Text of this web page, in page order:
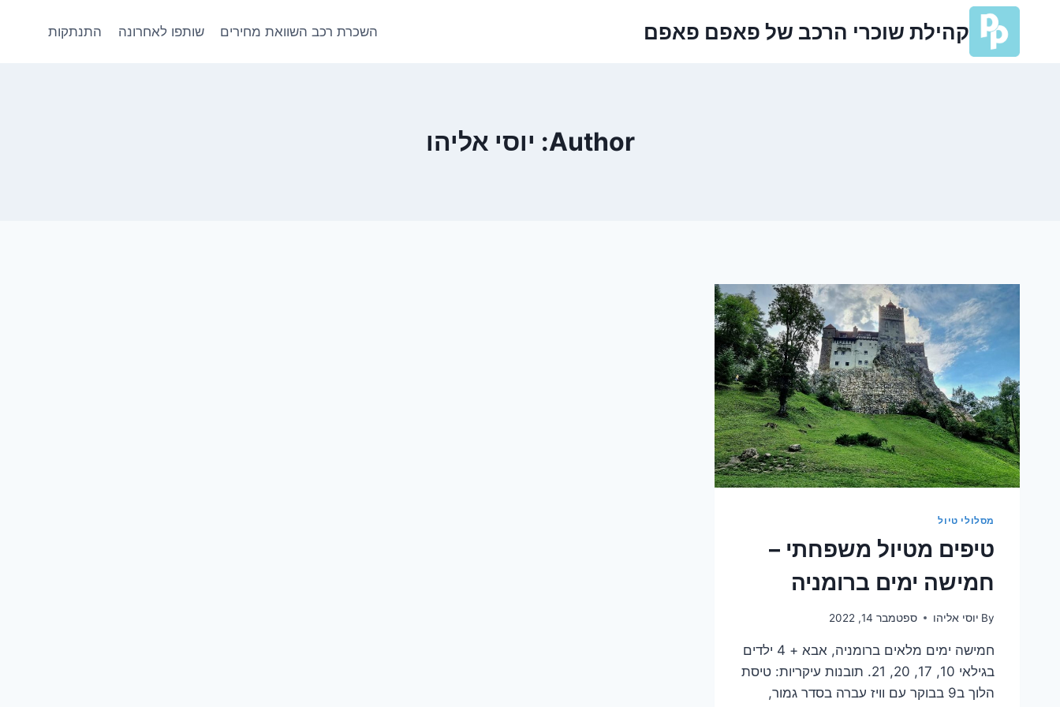
content
קהילת שוכרי הרכב של פאפם פאפם השכרת רכב השוואת מחירים שותפו לאחרונה התנתקות
Author: יוסי אליהו
מסלולי טיול
טיפים מטיול משפחתי –
חמישה ימים ברומניה
By יוסי אליהו ספטמבר 14, 2022
חמישה ימים מלאים ברומניה, אבא + 4 ילדים
בגילאי 10, 17, 20, 21. תובנות עיקריות: טיסת
הלוך ב9 בבוקר עם וויז עברה בסדר גמור,